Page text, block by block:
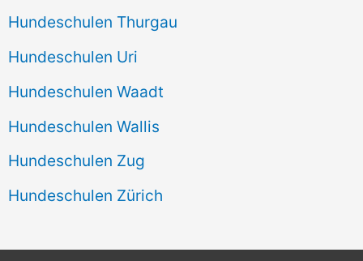
Hundeschulen Thurgau
Hundeschulen Uri
Hundeschulen Waadt
Hundeschulen Wallis
Hundeschulen Zug
Hundeschulen Zürich